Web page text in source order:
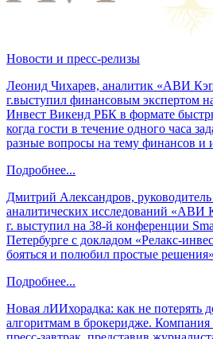
Новости и пресс-релизы
Леонид Чихарев, аналитик «АВИ
г.выступил финансовым экспертом
Инвест Викенд РБК в формате
когда гости в течение одного часа
разные вопросы на тему финансов и
Подробнее...
Дмитрий Александров,
аналитических исследований «АВИ
г. выступил на 38-й конференции
Петербурге с докладом «Релакс-
бояться и полюбил простые решения»
Подробнее...
Новая лИИхорадка: как не потерять
алгоритмам в брокеридже.